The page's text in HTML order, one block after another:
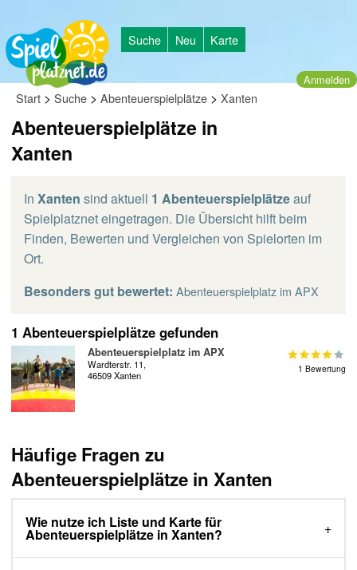
Suche Neu Karte
Anmelden
Start > Suche > Abenteuerspielplätze > Xanten
Abenteuerspielplätze in
Xanten
In Xanten sind aktuell 1 Abenteuerspielplätzeauf
Spielplatznet eingetragen. Die Übersicht hilft beim
Finden, Bewerten und Vergleichen von Spielorten im
Ort.
Besonders gut bewertet: Abenteuerspielplatz im APX
1 Abenteuerspielplätze gefunden
Abenteuerspielplatz im APX
Wardterstr. 11,
46509 Xanten
1 Bewertung
Häufige Fragen zu
Abenteuerspielplätze in Xanten
Wie nutze ich Liste und Karte für
Abenteuerspielplätze in Xanten?